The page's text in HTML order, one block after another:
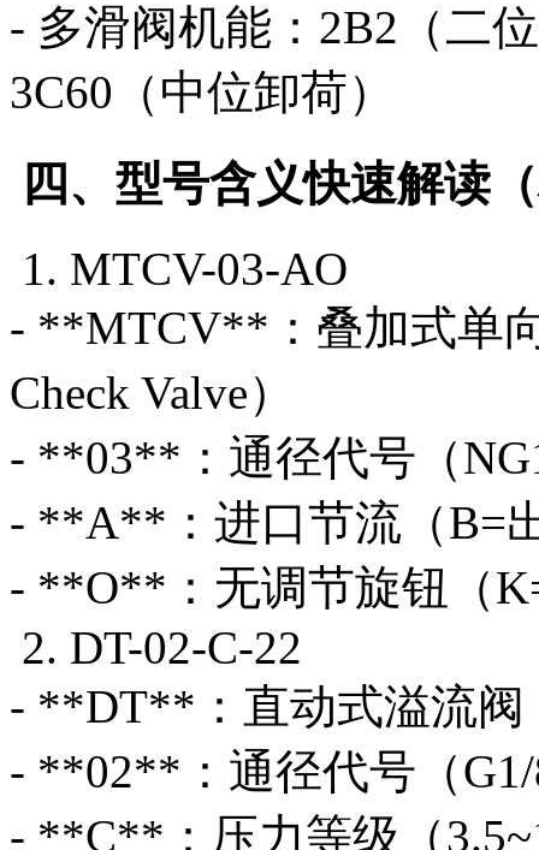
- 多滑阀机能：2B2（二
3C60（中位卸荷）
四、型号含义快速解读
1. MTCV-03-AO
- **MTCV**：叠加式单
Check Valve）
- **03**：通径代号（
- **A**：进口节流（B=
- **O**：无调节旋钮（
2. DT-02-C-22
- **DT**：直动式溢流阀
- **02**：通径代号（
- **C**：压力等级（